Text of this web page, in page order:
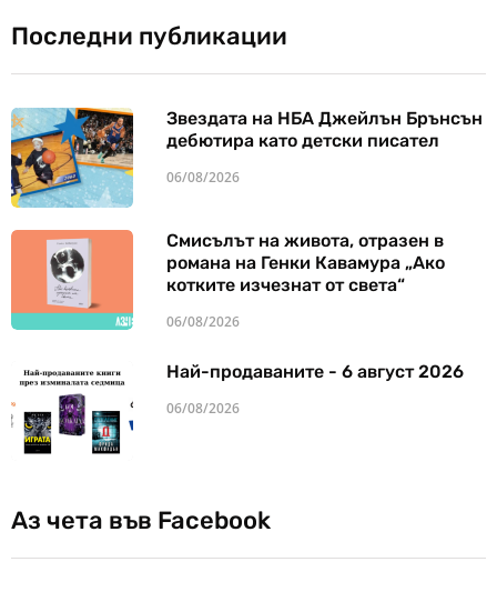
Последни публикации
Звездата на НБА Джейлън Брънсън
дебютира като детски писател
06/08/2026
Смисълът на живота, отразен в
романа на Генки Кавамура „Ако
котките изчезнат от света“
06/08/2026
Най-продаваните - 6 август 2026
06/08/2026
Аз чета във Facebook